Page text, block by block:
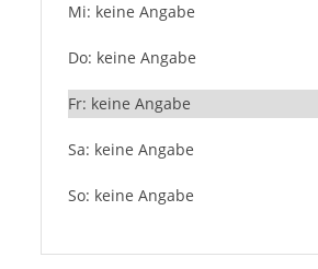
Mi: keine Angabe
Do: keine Angabe
Fr: keine Angabe
Sa: keine Angabe
So: keine Angabe